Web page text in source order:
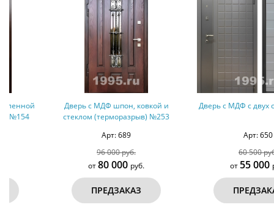
Дверь с МДФ шпон, ковкой и
стеклом (терморазрыв) №253
руб.
ПРЕДЗАКАЗ
Дверь с МДФ с двух сторон №220
руб.
ПРЕДЗАКАЗ